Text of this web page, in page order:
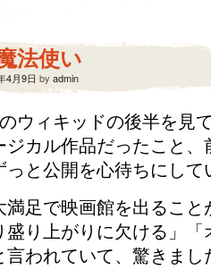
法使い
4月9日 by admin
ウィキッドの後半を見
カル作品だったこと
と公開を心待ちにし
足で映画館を出るこ
り上がりに欠ける」
言われていて、驚きま